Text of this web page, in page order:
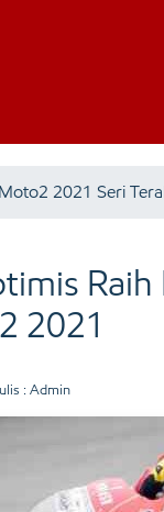
Moto2 2021 Seri
2021
: Admin